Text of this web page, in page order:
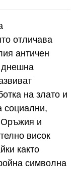
отличава
античен
днешна
на злато и
социални,
Оръжия и
висок
както
символна